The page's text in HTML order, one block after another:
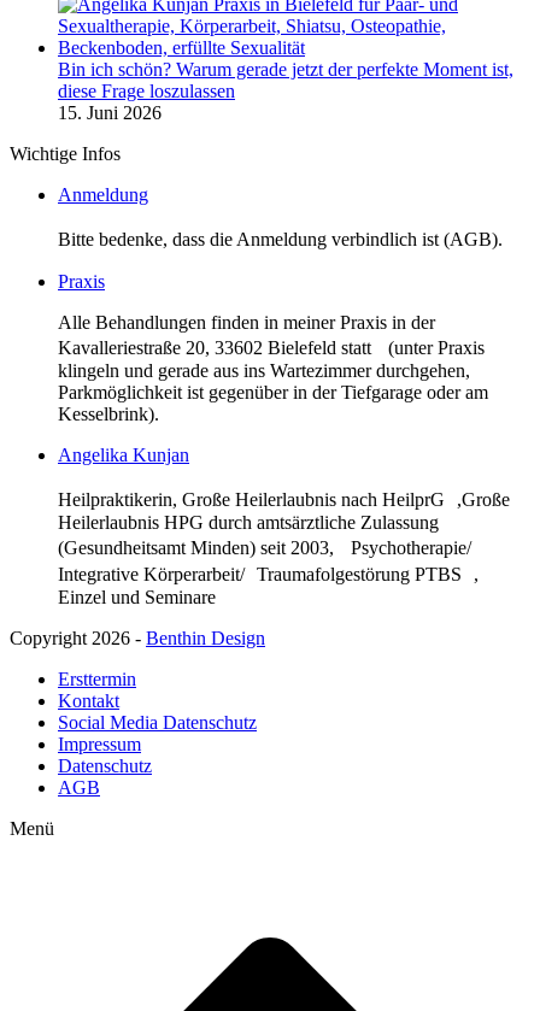
Bin ich schön? Warum gerade jetzt der perfekte Moment ist,
diese Frage loszulassen
15. Juni 2026
Wichtige Infos
Anmeldung
Bitte bedenke, dass die Anmeldung verbindlich ist (AGB).
Praxis
Alle Behandlungen finden in meiner Praxis in der
Kavalleriestraße 20, 33602 Bielefeld statt (unter Praxis
klingeln und gerade aus ins Wartezimmer durchgehen,
Parkmöglichkeit ist gegenüber in der Tiefgarage oder am
Kesselbrink).
Angelika Kunjan
Heilpraktikerin, Große Heilerlaubnis nach HeilprG ,Große
Heilerlaubnis HPG durch amtsärztliche Zulassung
(Gesundheitsamt Minden) seit 2003, Psychotherapie/
Integrative Körperarbeit/ Traumafolgestörung PTBS ,
Einzel und Seminare
Copyright 2026 - Benthin Design
Ersttermin
Kontakt
Social Media Datenschutz
Impressum
Datenschutz
AGB
Menü